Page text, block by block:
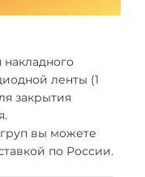
ленты (1
закрытия
вы можете
по России.